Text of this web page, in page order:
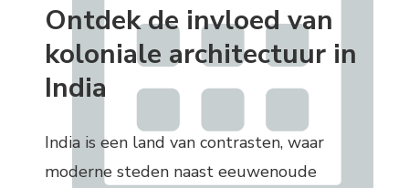
Ontdek de invloed van
koloniale architectuur in
India
India is een land van contrasten, waar
moderne steden naast eeuwenoude